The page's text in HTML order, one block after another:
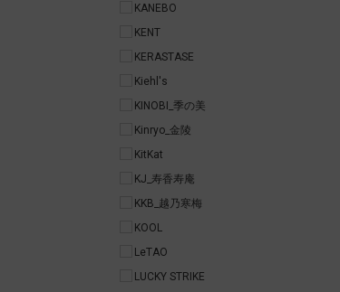
KANEBO
KENT
KERASTASE
Kiehl's
KINOBI_季の美
Kinryo_金陵
KitKat
KJ_寿香寿庵
KKB_越乃寒梅
KOOL
LeTAO
LUCKY STRIKE